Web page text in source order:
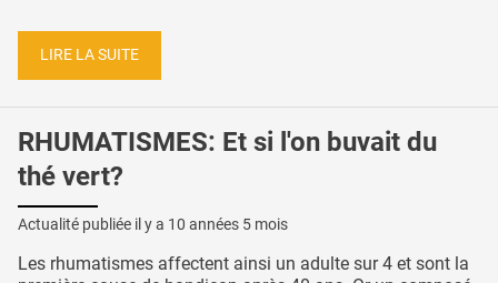
LIRE LA SUITE
RHUMATISMES: Et si l'on buvait du
thé vert?
Actualité publiée il y a 10 années 5 mois
Les rhumatismes affectent ainsi un adulte sur 4 et sont la